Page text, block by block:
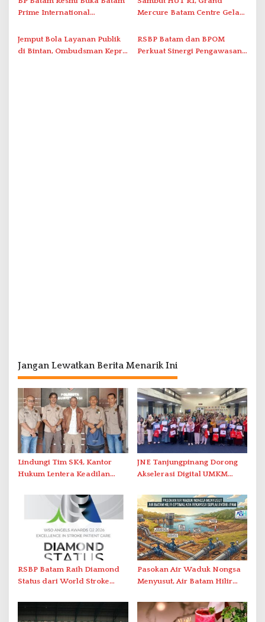
Berstandar Internasional
Prime International
2026 di Stadion Temenggung
Abdul Jamal
Mercure Batam Centre Gelar
Nusantara’
Jemput Bola Layanan Publik
di Bintan, Ombudsman Kepri
RSBP Batam dan BPOM
Perkuat Sinergi Pengawasan
Jangan Lewatkan Berita Menarik Ini
Lindungi Tim SK4, Kantor
Hukum Lentera Keadilan
Perlawanan ke Petugas di
Bukik Batarah
JNE Tanjungpinang Dorong
Akselerasi Digital UMKM
2026
RSBP Batam Raih Diamond
Status dari World Stroke
Berstandar Internasional
Pasokan Air Waduk Nongsa
Menyusut, Air Batam Hilir
Antar-IPAM